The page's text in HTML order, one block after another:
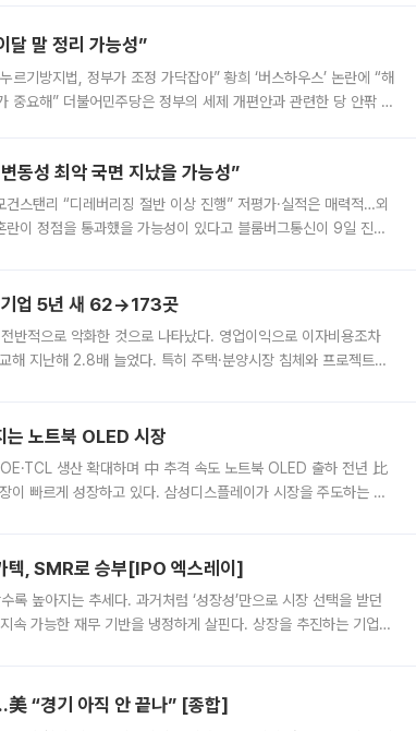
달 말 정리 가능성”
기방지법, 정부가 조정 가닥잡아” 황희 ‘버스하우스’ 논란에 “해
중요해” 더불어민주당은 정부의 세제 개편안과 관련한 당 안팎 의
동성 최악 국면 지났을 가능성”
스탠리 “디레버리징 절반 이상 진행” 저평가·실적은 매력적…외
란이 정점을 통과했을 가능성이 있다고 블룸버그통신이 9일 진단
기업 5년 새 62→173곳
반적으로 악화한 것으로 나타났다. 영업이익으로 이자비용조차
해 지난해 2.8배 늘었다. 특히 주택·분양시장 침체와 프로젝트파
는 노트북 OLED 시장
생산 확대하며 中 추격 속도 노트북 OLED 출하 전년 比
빠르게 성장하고 있다. 삼성디스플레이가 시장을 주도하는 가
텍, SMR로 승부[IPO 엑스레이]
높아지는 추세다. 과거처럼 ‘성장성’만으로 시장 선택을 받던
속 가능한 재무 기반을 냉정하게 살핀다. 상장을 추진하는 기업들
美 “경기 아직 안 끝나” [종합]